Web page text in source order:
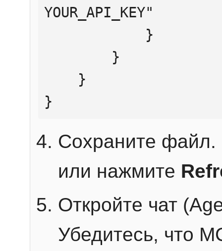
YOUR_API_KEY"
}
Сохраните файл.
или нажмите
Откройте чат
Убедитесь, что